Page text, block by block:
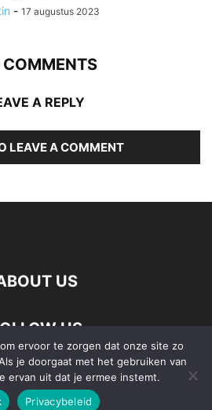
- 17 augustus 2023
COMMENTS
A REPLY
LEAVE A COMMENT
US
US
©
ervoor te zorgen dat onze site zo
je doorgaat met het gebruiken van
ervan uit dat je ermee instemt.
Privacybeleid